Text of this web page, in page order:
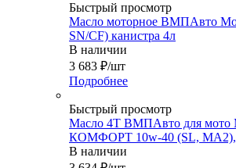
Быстрый просмотр
Масло моторное ВМПАвто
SN/CF) канистра 4л
В наличии
3 683 ₽/шт
Подробнее
Быстрый просмотр
Масло 4Т ВМПАвто для мото
КОМФОРТ 10w-40 (SL, MA2),
В наличии